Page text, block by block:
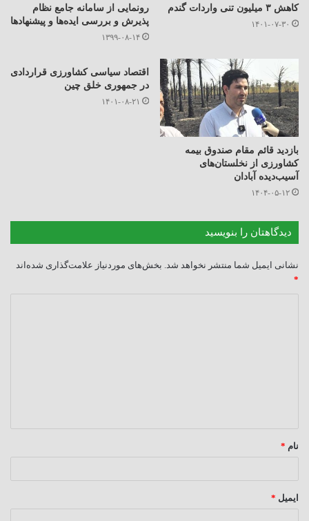
کاهش ۳ میلیون تنی واردات گندم
۱۴۰۱-۰۷-۳۰
رونمایی از سامانه جامع نظام
پذیرش و بررسی ایده‌ها و پیشنهادها
۱۳۹۹-۰۸-۱۴
بازدید قائم مقام صندوق بیمه
کشاورزی از نخلستان‌های
آسیب‌دیده آبادان
۱۴۰۴-۰۵-۱۲
اقتصاد سیاسی کشاورزی قراردادی
در جمهوری خلق چین
۱۴۰۱-۰۸-۲۱
دیدگاهتان را بنویسید
نشانی ایمیل شما منتشر نخواهد شد. بخش‌های موردنیاز علامت‌گذاری شده‌اند
*
نام *
ایمیل *